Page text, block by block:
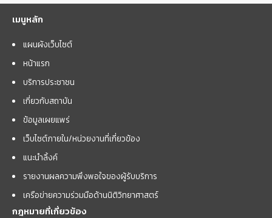
เมนูหลัก
แผนผังเว็บไซต์
หน้าแรก
บริการประชาชน
เกี่ยวกับสถาบัน
ข้อมูลเผยแพร่
เว็บไซต์ภายใน/หน่วยงานที่เกี่ยวข้อง
แนะนำลิ้งค์
รายงานผลความพึงพอใจของผู้รับบริการ
เครือข่ายความร่วมมือด้านนิติวิทยาศาสตร์
กฎหมายที่เกี่ยวข้อง